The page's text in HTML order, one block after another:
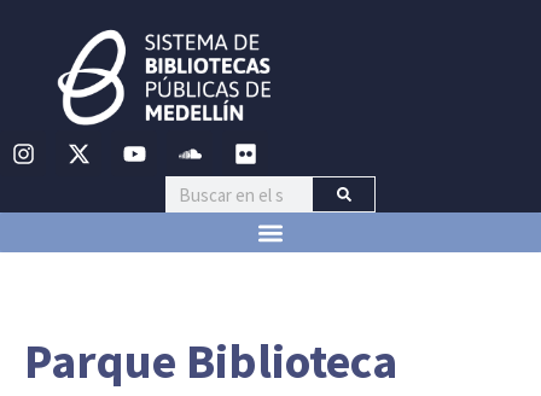
Parque Biblioteca